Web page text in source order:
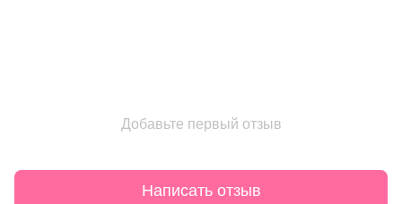
Добавьте первый отзыв
Написать отзыв